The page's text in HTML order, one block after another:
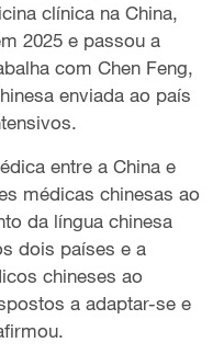
clínica na China,
2025 e passou a
com Chen Feng,
enviada ao país
entre a China e
médicas chinesas ao
da língua chinesa
dois países e a
chineses ao
a adaptar-se e